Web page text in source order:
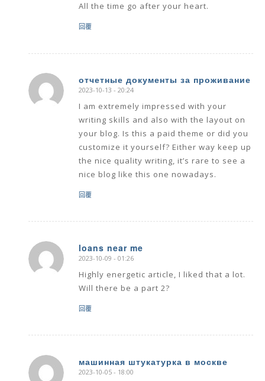
All the time go after your heart.
回覆
отчетные документы за проживание
says:
2023-10-13 - 20:24
I am extremely impressed with your
writing skills and also with the layout on
your blog. Is this a paid theme or did you
customize it yourself? Either way keep up
the nice quality writing, it’s rare to see a
nice blog like this one nowadays.
回覆
loans near me
says:
2023-10-09 - 01:26
Highly energetic article, I liked that a lot.
Will there be a part 2?
回覆
машинная штукатурка в москве
says:
2023-10-05 - 18:00